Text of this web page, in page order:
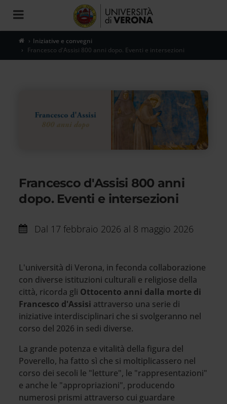
Toggle
navigation
Iniziative e convegni
Francesco d'Assisi 800 anni dopo. Eventi e intersezioni
Francesco d'Assisi 800 anni
dopo. Eventi e intersezioni
Dal 17 febbraio 2026 al 8 maggio 2026
L'università di Verona, in feconda collaborazione
con diverse istituzioni culturali e religiose della
città, ricorda gli Ottocento anni dalla morte di
Francesco d'Assisi attraverso una serie di
iniziative interdisciplinari che si svolgeranno nel
corso del 2026 in sedi diverse.
La grande potenza e vitalità della figura del
Poverello, ha fatto sì che si moltiplicassero nel
corso dei secoli le "letture", le "rappresentazioni"
e anche le "appropriazioni", producendo
numerosi prismi attraverso cui guardare